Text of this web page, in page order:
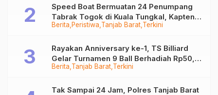
Berita Peristiwa Tanjab Barat Terkini
Speed Boat Bermuatan 24 Penumpang
Tabrak Togok di Kuala Tungkal, Kapten
Sempat Hilang
Berita Tanjab Barat Terkini
Rayakan Anniversary ke-1, TS Billiard
Gelar Turnamen 9 Ball Berhadiah Rp50,8
Juta
Tak Sampai 24 Jam, Polres Tanjab Barat